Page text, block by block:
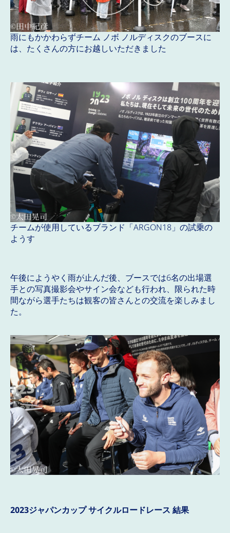
雨にもかかわらずチーム ノボ ノルディスクのブースに
は、たくさんの方にお越しいただきました
チームが使用しているブランド「ARGON18」の試乗の
ようす
午後にようやく雨が止んだ後、ブースでは6名の出場選
手との写真撮影会やサイン会なども行われ、限られた時
間ながら選手たちは観客の皆さんとの交流を楽しみまし
た。
2023ジャパンカップ サイクルロードレース 結果